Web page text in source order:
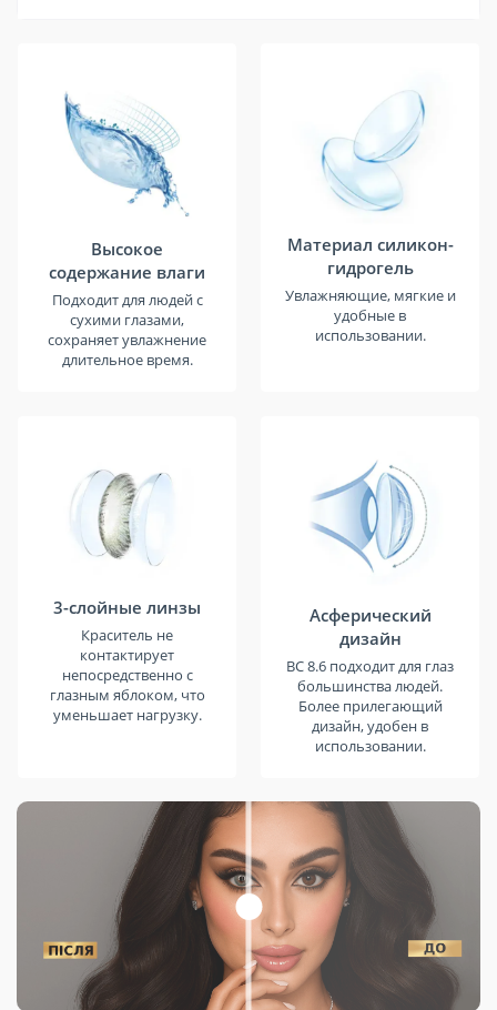
Высокое
содержание влаги
Подходит для людей с
сухими глазами,
сохраняет увлажнение
длительное время.
Материал силикон-
гидрогель
Увлажняющие, мягкие и
удобные в
использовании.
3-слойные линзы
Краситель не
контактирует
непосредственно с
глазным яблоком, что
уменьшает нагрузку.
Асферический
дизайн
BC 8.6 подходит для глаз
большинства людей.
Более прилегающий
дизайн, удобен в
использовании.